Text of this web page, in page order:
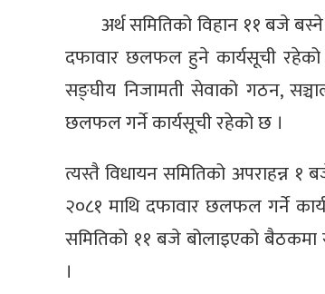
अर्थ समितिको विहान ११ बजे
दफावार छलफल हुने कार्यसूची
सङ्घीय निजामती सेवाको गठन,
छलफल गर्ने कार्यसूची रहेको छ ।
त्यस्तै विधायन समितिको अपराहन्न
२०८१ माथि दफावार छलफल गर्ने
समितिको ११ बजे बोलाइएको बैठकमा
।